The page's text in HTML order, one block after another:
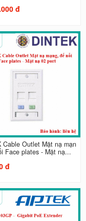
đ
Cable Outlet Mặt nạ mạn
Face plates - Mặt nạ...
đ